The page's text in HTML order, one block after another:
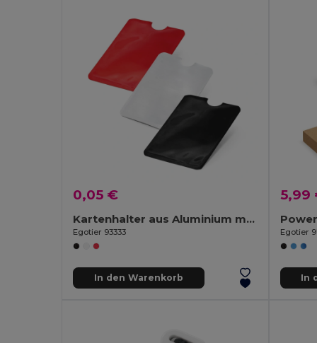
0,05 €
Kartenhalter aus Aluminium mit RFID-Sperre
Egotier 93333
In den Warenkorb
5,99
Egotier
In